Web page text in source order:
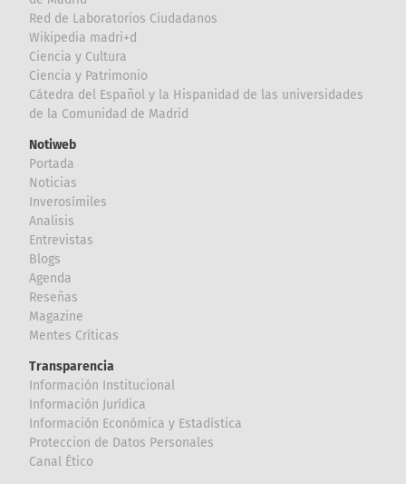
Red de Laboratorios Ciudadanos
Wikipedia madri+d
Ciencia y Cultura
Ciencia y Patrimonio
Cátedra del Español y la Hispanidad de las universidades
de la Comunidad de Madrid
Notiweb
Portada
Noticias
Inverosímiles
Analisis
Entrevistas
Blogs
Agenda
Reseñas
Magazine
Mentes Críticas
Transparencia
Información Institucional
Información Jurídica
Información Económica y Estadística
Proteccion de Datos Personales
Canal Ético